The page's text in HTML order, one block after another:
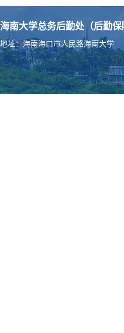
海南大学总务后勤处（后勤保
地址：海南海口市人民路海南大学